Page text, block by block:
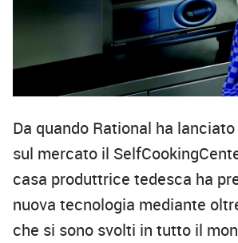
Da quando Rational ha
sul mercato il
casa produttrice tedesca ha
nuova tecnologia mediante
che si sono svolti in tutto il